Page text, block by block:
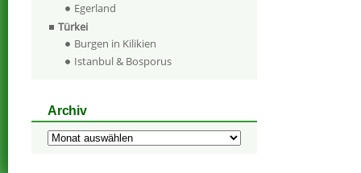
Egerland
Türkei
Burgen in Kilikien
Istanbul & Bosporus
Archiv
Archiv